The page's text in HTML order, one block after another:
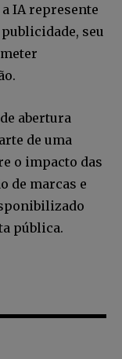
12,345
Seguidores
IA represente
seu
abertura
de uma
o impacto das
de marcas e
pública.